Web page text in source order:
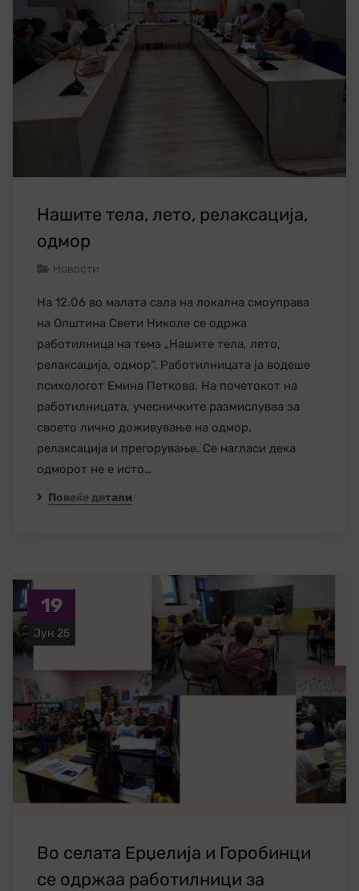
Нашите тела, лето, релаксација,
одмор
Новости
На 12.06 во малата сала на локална смоуправа
на Општина Свети Николе се одржа
работилница на тема „Нашите тела, лето,
релаксација, одмор“. Работилницата ја водеше
психологот Емина Петкова. На почетокот на
работилницата, учесничките размислуваа за
своето лично доживување на одмор,
релаксација и прегорување. Се нагласи дека
одморот не е исто…
Повеќе детали
19
Јун 25
Во селата Ерџелија и Горобинци
се одржаа работилници за